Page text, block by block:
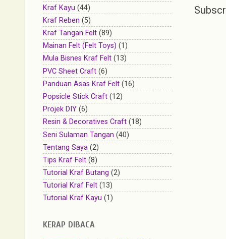
Kraf Kayu (44)
Kraf Reben (5)
Kraf Tangan Felt (89)
Mainan Felt (Felt Toys) (1)
Mula Bisnes Kraf Felt (13)
PVC Sheet Craft (6)
Panduan Asas Kraf Felt (16)
Popsicle Stick Craft (12)
Projek DIY (6)
Resin & Decoratives Craft (18)
Seni Sulaman Tangan (40)
Tentang Saya (2)
Tips Kraf Felt (8)
Tutorial Kraf Butang (2)
Tutorial Kraf Felt (13)
Tutorial Kraf Kayu (1)
KERAP DIBACA